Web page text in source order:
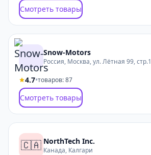
Смотреть товары
Snow-Motors
Россия, Москва, ул. Лётная 99, стр.1
4.7•товаров: 87
Смотреть товары
🇨🇦 NorthTech Inc.
Канада, Калгари